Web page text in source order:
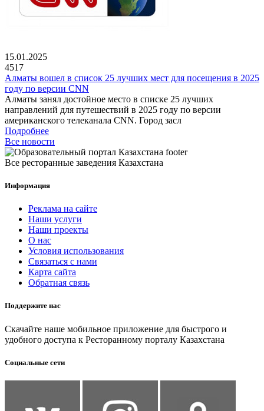
15.01.2025
4517
Алматы вошел в список 25 лучших мест для посещения в 2025
году по версии CNN
Алматы занял достойное место в списке 25 лучших
направлений для путешествий в 2025 году по версии
американского телеканала CNN. Город засл
Подробнее
Все новости
Все ресторанные заведения Казахстана
Информация
Реклама на сайте
Наши услуги
Наши проекты
О нас
Условия использования
Связаться с нами
Карта сайта
Обратная связь
Поддержите нас
Скачайте наше мобильное приложение для быстрого и
удобного доступа к Ресторанному порталу Казахстана
Социальные сети